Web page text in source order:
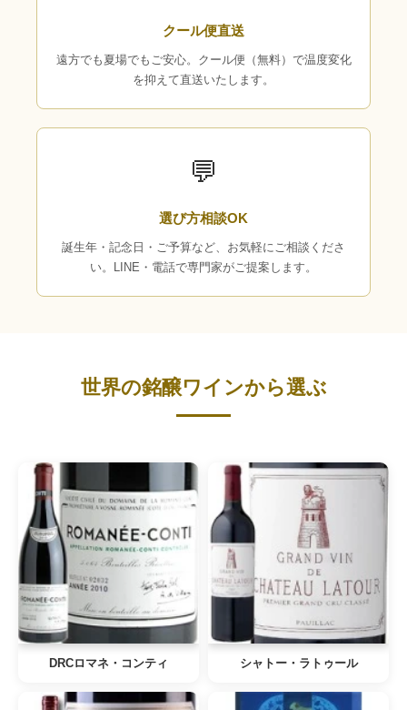
クール便直送
遠方でも夏場でもご安心。クール便（無料）で温度変化
を抑えて直送いたします。
💬
選び方相談OK
誕生年・記念日・ご予算など、お気軽にご相談くださ
い。LINE・電話で専門家がご提案します。
世界の銘醸ワインから選ぶ
DRCロマネ・コンティ シャトー・ラトゥール